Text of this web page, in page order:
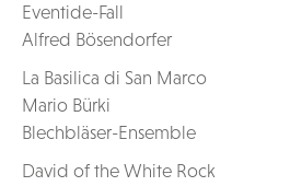
Eventide-Fall
Alfred Bösendorfer
La Basilica di San Marco
Mario Bürki
Blechbläser-Ensemble
David of the White Rock